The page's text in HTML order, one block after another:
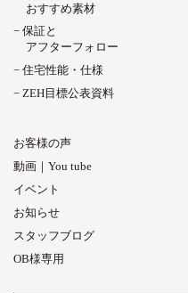
おすすめ素材
保証と
アフターフォロー
住宅性能・仕様
ZEH目標公表資料
お客様の声
動画｜You tube
イベント
お知らせ
スタッフブログ
OB様専用